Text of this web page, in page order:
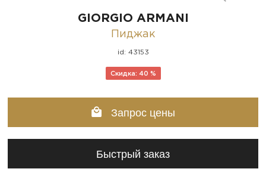
GIORGIO ARMANI
Пиджак
id: 43153
Скидка: 40 %
Запрос цены
Быстрый заказ